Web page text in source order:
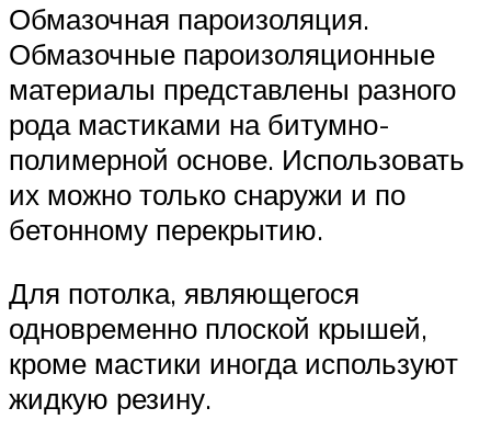
Обмазочная пароизоляция.
Обмазочные пароизоляционные
материалы представлены разного
рода мастиками на битумно-
полимерной основе. Использовать
их можно только снаружи и по
бетонному перекрытию.
Для потолка, являющегося
одновременно плоской крышей,
кроме мастики иногда используют
жидкую резину.